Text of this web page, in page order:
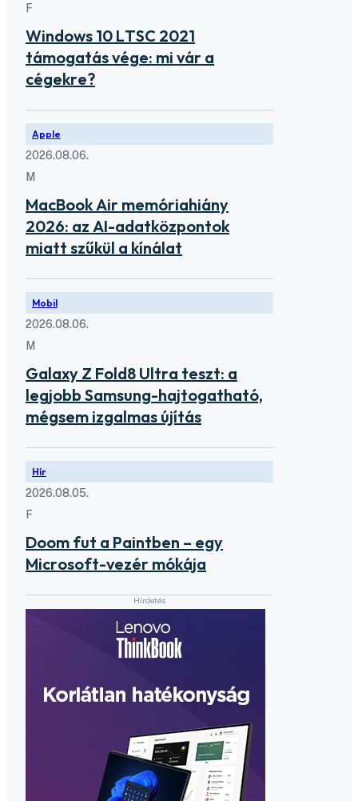
F
Windows 10 LTSC 2021
támogatás vége: mi vár a
cégekre?
Apple
2026.08.06.
M
MacBook Air memóriahiány
2026: az AI-adatközpontok
miatt szűkül a kínálat
Mobil
2026.08.06.
M
Galaxy Z Fold8 Ultra teszt: a
legjobb Samsung-hajtogatható,
mégsem izgalmas újítás
Hír
2026.08.05.
F
Doom fut a Paintben – egy
Microsoft-vezér mókája